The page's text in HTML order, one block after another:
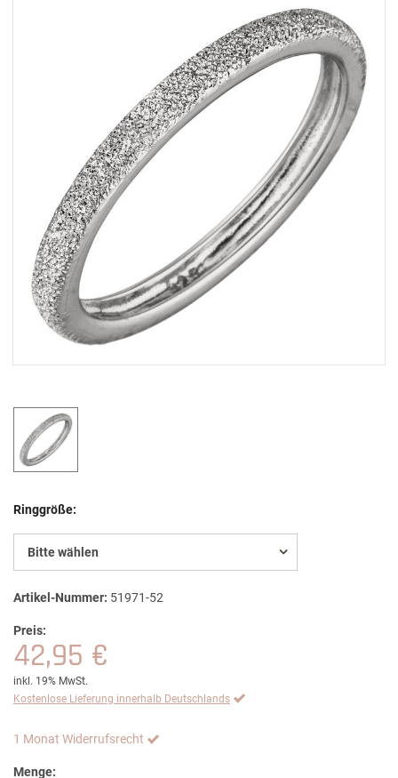
Ringgröße:
Bitte wählen
Artikel-Nummer: 51971-52
Preis:
42,95 €
inkl. 19% MwSt.
Kostenlose Lieferung innerhalb Deutschlands
1 Monat Widerrufsrecht
Menge: